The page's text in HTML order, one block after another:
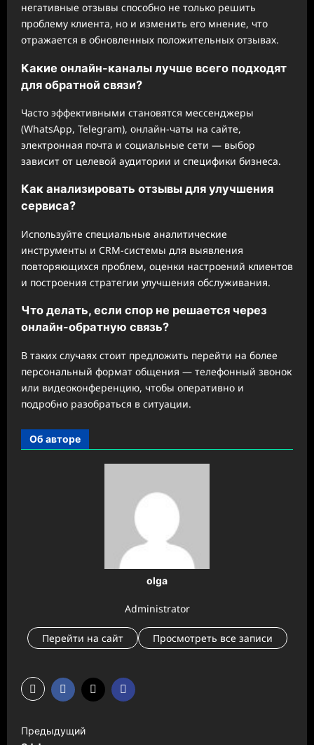
негативные отзывы способно не только решить
проблему клиента, но и изменить его мнение, что
отражается в обновленных положительных отзывах.
Какие онлайн-каналы лучше всего подходят
для обратной связи?
Часто эффективными становятся мессенджеры
(WhatsApp, Telegram), онлайн-чаты на сайте,
электронная почта и социальные сети — выбор
зависит от целевой аудитории и специфики бизнеса.
Как анализировать отзывы для улучшения
сервиса?
Используйте специальные аналитические
инструменты и CRM-системы для выявления
повторяющихся проблем, оценки настроений клиентов
и построения стратегии улучшения обслуживания.
Что делать, если спор не решается через
онлайн-обратную связь?
В таких случаях стоит предложить перейти на более
персональный формат общения — телефонный звонок
или видеоконференцию, чтобы оперативно и
подробно разобраться в ситуации.
Об авторе
olga
Administrator
Перейти на сайт Просмотреть все записи
Н
Предыдущий